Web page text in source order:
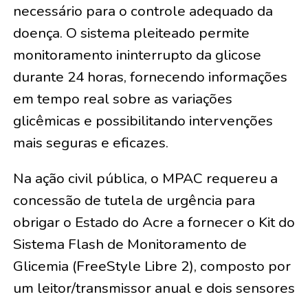
necessário para o controle adequado da
doença. O sistema pleiteado permite
monitoramento ininterrupto da glicose
durante 24 horas, fornecendo informações
em tempo real sobre as variações
glicêmicas e possibilitando intervenções
mais seguras e eficazes.
Na ação civil pública, o MPAC requereu a
concessão de tutela de urgência para
obrigar o Estado do Acre a fornecer o Kit do
Sistema Flash de Monitoramento de
Glicemia (FreeStyle Libre 2), composto por
um leitor/transmissor anual e dois sensores